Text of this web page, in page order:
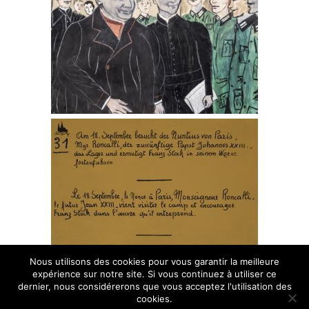
La tombe de Franz Stock au cimetière parisien de Thiais
LE CENTRE FRANZ STOCK
Le fonds de dotation C.I.F.S. Objet
Fondateurs
Buts et objectifs
Statuts
Les réalisations
Colloque 2013
Exposition 2013
Relations internationales
Centre International Franz Stock 2016 - 2026 - Tous droits réservés
Nous utilisons des cookies pour vous garantir la meilleure
expérience sur notre site. Si vous continuez à utiliser ce
dernier, nous considérerons que vous acceptez l'utilisation des
cookies.